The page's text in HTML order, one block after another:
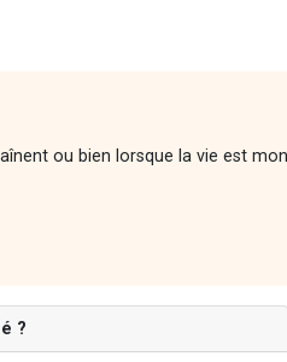
ou bien lorsque la vie est
?